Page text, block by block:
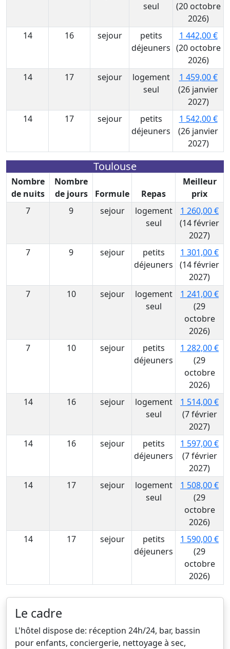
seul
(20 octobre
2026)
14
16 sejour
petits
déjeuners
1 442,00 €
(20 octobre
2026)
14
17 sejour
logement
seul
1 459,00 €
(26 janvier
2027)
14
17 sejour
petits
déjeuners
1 542,00 €
(26 janvier
2027)
Toulouse
Nombre
de nuits
Nombre
de jours
Formule Repas
Meilleur
prix
7
9 sejour
logement
seul
1 260,00 €
(14 février
2027)
7
9 sejour
petits
déjeuners
1 301,00 €
(14 février
2027)
7
10 sejour
logement
seul
1 241,00 €
(29
octobre
2026)
7
10 sejour
petits
déjeuners
1 282,00 €
(29
octobre
2026)
14
16 sejour
logement
seul
1 514,00 €
(7 février
2027)
14
16 sejour
petits
déjeuners
1 597,00 €
(7 février
2027)
14
17 sejour
logement
seul
1 508,00 €
(29
octobre
2026)
14
17 sejour
petits
déjeuners
1 590,00 €
(29
octobre
2026)
Le cadre
L'hôtel dispose de: réception 24h/24, bar, bassin
pour enfants, conciergerie, nettoyage à sec,